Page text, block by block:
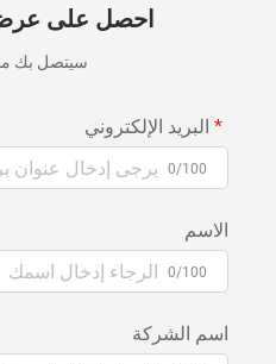
احصل على
سيتصل بك
البريد الإلكتروني
0/100
الاسم
0/100
اسم الشركة